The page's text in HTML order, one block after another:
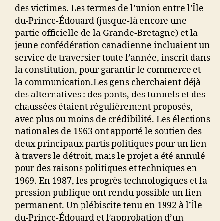
des victimes. Les termes de l’union entre l’Île-
du-Prince-Édouard (jusque-là encore une
partie officielle de la Grande-Bretagne) et la
jeune confédération canadienne incluaient un
service de traversier toute l’année, inscrit dans
la constitution, pour garantir le commerce et
la communication.Les gens cherchaient déjà
des alternatives : des ponts, des tunnels et des
chaussées étaient régulièrement proposés,
avec plus ou moins de crédibilité. Les élections
nationales de 1963 ont apporté le soutien des
deux principaux partis politiques pour un lien
à travers le détroit, mais le projet a été annulé
pour des raisons politiques et techniques en
1969. En 1987, les progrès technologiques et la
pression publique ont rendu possible un lien
permanent. Un plébiscite tenu en 1992 à l’Île-
du-Prince-Édouard et l’approbation d’un